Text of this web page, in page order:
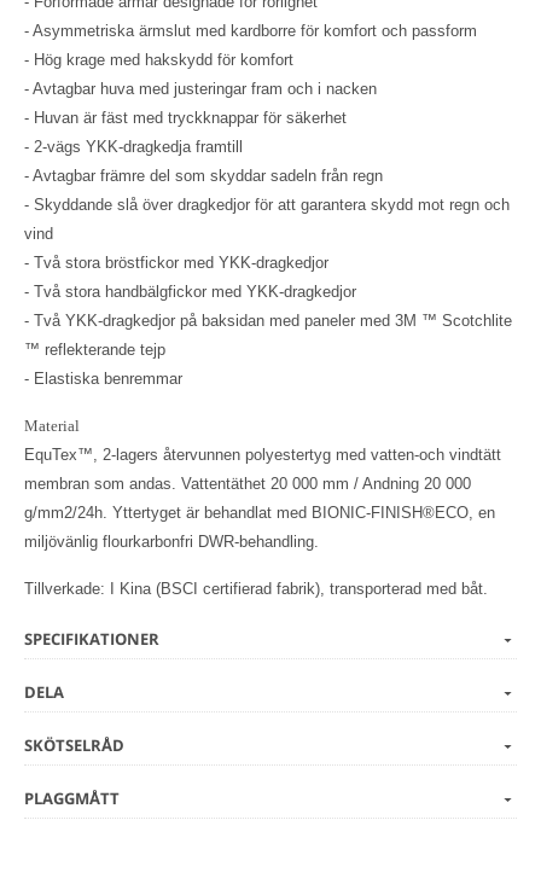
- Asymmetriska ärmslut med kardborre för komfort och passform
- Hög krage med hakskydd för komfort
- Avtagbar huva med justeringar fram och i nacken
- Huvan är fäst med tryckknappar för säkerhet
- 2-vägs YKK-dragkedja framtill
- Avtagbar främre del som skyddar sadeln från regn
- Skyddande slå över dragkedjor för att garantera skydd mot regn och
vind
- Två stora bröstfickor med YKK-dragkedjor
- Två stora handbälgfickor med YKK-dragkedjor
- Två YKK-dragkedjor på baksidan med paneler med 3M ™ Scotchlite
™ reflekterande tejp
- Elastiska benremmar
Material
EquTex™, 2-lagers återvunnen polyestertyg med vatten-och vindtätt
membran som andas. Vattentäthet 20 000 mm / Andning 20 000
g/mm2/24h. Yttertyget är behandlat med BIONIC-FINISH®ECO, en
miljövänlig flourkarbonfri DWR-behandling.
Tillverkade: I Kina (BSCI certifierad fabrik), transporterad med båt.
SPECIFIKATIONER
DELA
SKÖTSELRÅD
PLAGGMÅTT